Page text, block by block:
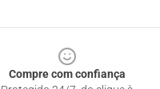
Compre com confiança